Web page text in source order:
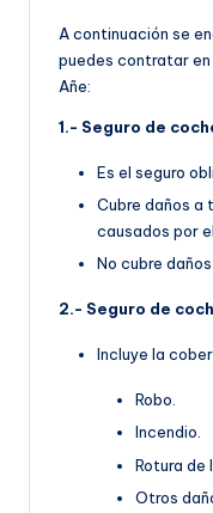
A continuación se
puedes contratar en
Añe:
1.- Seguro de
Es el seguro
Cubre daños a
causados por
No cubre
2.- Seguro de
Incluye la
Robo.
Incendio.
Rotura de
Otros